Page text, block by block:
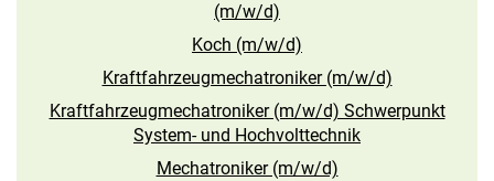
(m/w/d)
Koch (m/w/d)
Kraftfahrzeugmechatroniker (m/w/d)
Kraftfahrzeugmechatroniker (m/w/d) Schwerpunkt
System- und Hochvolttechnik
Mechatroniker (m/w/d)